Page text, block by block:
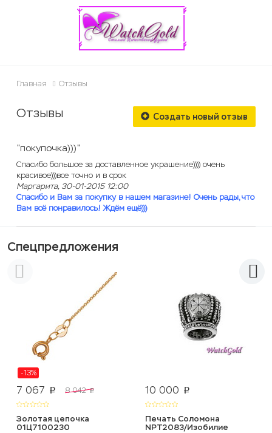
Главная Отзывы
Отзывы Создать новый отзыв
"покупочка)))"
Спасибо большое за доставленное украшение)))) очень
красивое)))все точно и в срок
Маргарита, 30-01-2015 12:00
Спасибо и Вам за покупку в нашем магазине! Очень рады, что
Вам всё понравилось! Ждём ещё)))
Спецпредложения
-13%
7 067 p 8 042 p
Золотая цепочка
01Ц7100230
10 000 p
Печать Соломона
NPT2083/Изобилие